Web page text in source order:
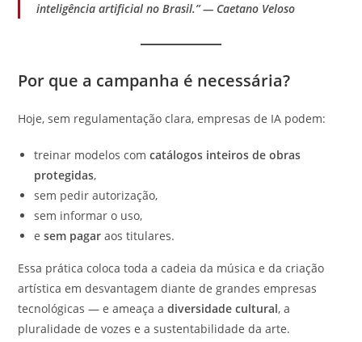
inteligência artificial no Brasil.” — Caetano Veloso
Por que a campanha é necessária?
Hoje, sem regulamentação clara, empresas de IA podem:
treinar modelos comcatálogos inteiros de obras
protegidas,
sem pedir autorização,
sem informar o uso,
esem pagar aos titulares.
Essa prática coloca toda a cadeia da música e da criação
artística em desvantagem diante de grandes empresas
tecnológicas — e ameaça adiversidade cultural, a
pluralidade de vozes e a sustentabilidade da arte.